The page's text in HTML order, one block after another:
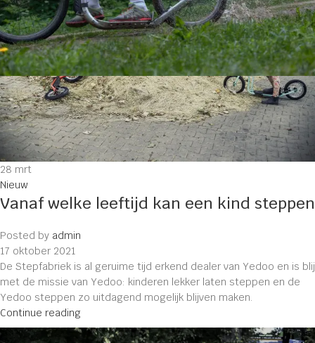
28 mrt
Nieuw
Vanaf welke leeftijd kan een kind steppen
Posted by admin
17 oktober 2021
De Stepfabriek is al geruime tijd erkend dealer van Yedoo en is blij
met de missie van Yedoo: kinderen lekker laten steppen en de
Yedoo steppen zo uitdagend mogelijk blijven maken.
Continue reading